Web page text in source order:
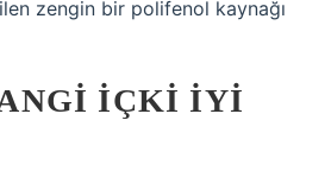
zengin bir polifenol kaynağı
IÇKI IYI